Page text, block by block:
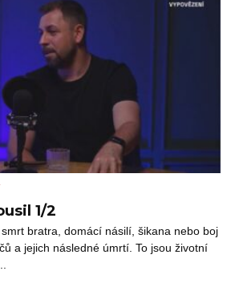
1/2
bratra, domácí násilí, šikana nebo boj
a jejich následné úmrtí. To jsou životní